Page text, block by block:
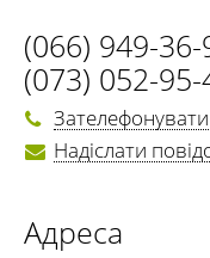
(066) 949-36-
(073) 052-95-
Зателефонувати
Надіслати
Адреса